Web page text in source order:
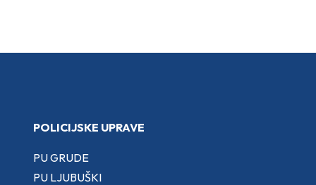
POLICIJSKE UPRAVE
PU GRUDE
PU LJUBUŠKI